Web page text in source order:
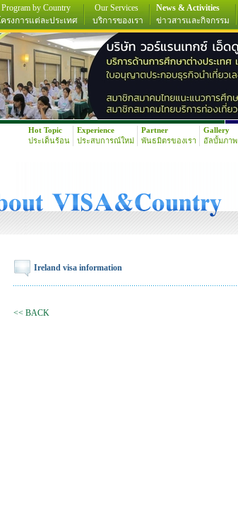
Program by Country
รงการแต่ละประเทศ
Our Services
บริการของเรา
News & Activities
ข่าวสารและกิจกรรม
Hot Topic
ประเด็นร้อน
Experience
ประสบการณ์ใหม่
Partner
พันธมิตรของเรา
Gallery
อัลบั้มภาพ
Ireland visa information
<< BACK